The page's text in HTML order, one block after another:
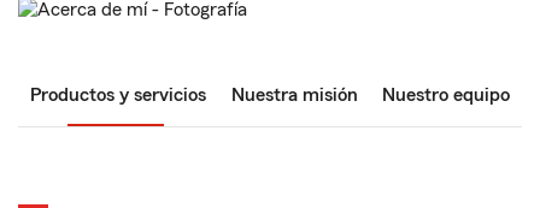
Productos y servicios Nuestra misión Nuestro equipo